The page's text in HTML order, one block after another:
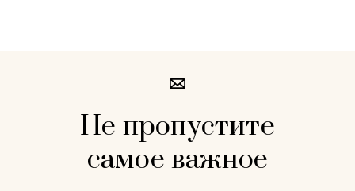
Не пропустите
самое важное